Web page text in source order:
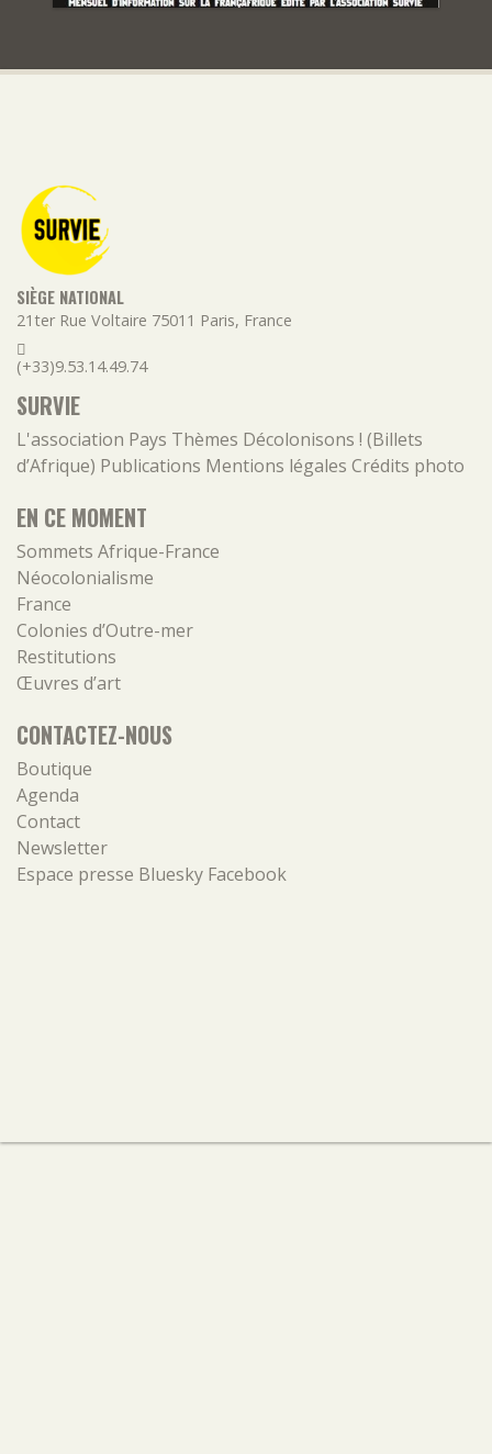
SIÈGE NATIONAL
21ter Rue Voltaire 75011 Paris, France
(+33)9.53.14.49.74
SURVIE
L'association Pays Thèmes Décolonisons ! (Billets
d’Afrique) Publications Mentions légales Crédits photo
EN CE MOMENT
Sommets Afrique-France
Néocolonialisme
France
Colonies d’Outre-mer
Restitutions
Œuvres d’art
CONTACTEZ-NOUS
Boutique
Agenda
Contact
Newsletter
Espace presse Bluesky Facebook